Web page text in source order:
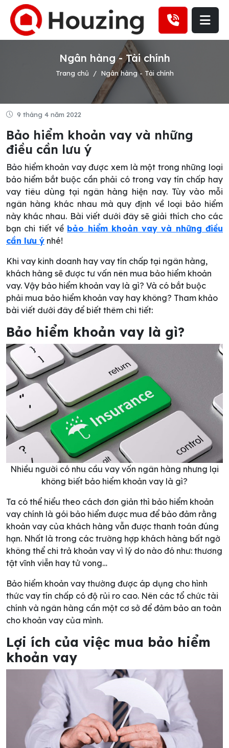
Ngân hàng - Tài chính
Trang chủ Ngân hàng - Tài chính
9 tháng 4 năm 2022
Bảo hiểm khoản vay và những
điều cần lưu ý
Bảo hiểm khoản vay được xem là một trong những loại
bảo hiểm bắt buộc cần phải có trong vay tín chấp hay
vay tiêu dùng tại ngân hàng hiện nay. Tùy vào mỗi
ngân hàng khác nhau mà quy định về loại bảo hiểm
này khác nhau. Bài viết dưới đây sẽ giải thích cho các
bạn chi tiết về bảo hiểm khoản vay và những điều
cần lưu ý nhé!
Khi vay kinh doanh hay vay tín chấp tại ngân hàng,
khách hàng sẽ được tư vấn nên mua bảo hiểm khoản
vay. Vậy bảo hiểm khoản vay là gì? Và có bắt buộc
phải mua bảo hiểm khoản vay hay không? Tham khảo
bài viết dưới đây để biết thêm chi tiết:
Bảo hiểm khoản vay là gì?
Nhiều người có nhu cầu vay vốn ngân hàng nhưng lại
không biết bảo hiểm khoản vay là gì?
Ta có thể hiểu theo cách đơn giản thì bảo hiểm khoản
vay chính là gói bảo hiểm được mua để bảo đảm rằng
khoản vay của khách hàng vẫn được thanh toán đúng
hạn. Nhất là trong các trường hợp khách hàng bất ngờ
không thể chi trả khoản vay vì lý do nào đó như: thương
tật vĩnh viễn hay tử vong…
Bảo hiểm khoản vay thường được áp dụng cho hình
thức vay tín chấp có độ rủi ro cao. Nên các tổ chức tài
chính và ngân hàng cần một cơ sở để đảm bảo an toàn
cho khoản vay của mình.
Lợi ích của việc mua bảo hiểm
khoản vay